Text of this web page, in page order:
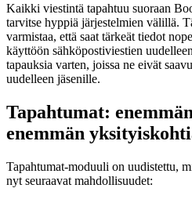
Kaikki viestintä tapahtuu suoraan
tarvitse hyppiä järjestelmien välillä.
varmistaa, että saat tärkeät tiedot
käyttöön sähköpostiviestien
tapauksia varten, joissa ne eivät
uudelleen jäsenille.
Tapahtumat:
enemmän
Tapahtumat-moduuli on uudistettu,
nyt seuraavat mahdollisuudet: